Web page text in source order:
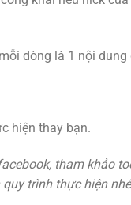
dòng là 1 nội
hiện thay bạn.
tham khảo
trình thực hiện